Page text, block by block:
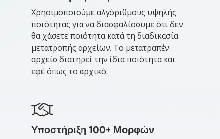
Χρησιμοποιούμε αλγόριθμους υψηλής
ποιότητας για να διασφαλίσουμε ότι δεν
θα χάσετε ποιότητα κατά τη διαδικασία
μετατροπής αρχείων. Το μετατραπέν
αρχείο διατηρεί την ίδια ποιότητα και
εφέ όπως το αρχικό.
Υποστήριξη 100+ Μορφών